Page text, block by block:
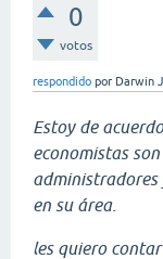
0
votos
respondido por Darwin
Estoy de
economistas
administradores
en su área.
les quiero